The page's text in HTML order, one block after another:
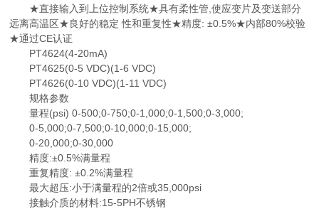
★直接输入到上位控制系统★具有柔性管,使应变片及变送部分
远离高温区★良好的稳定 性和重复性★精度: ±0.5%★内部80%校验
★通过CE认证
PT4624(4-20mA)
PT4625(0-5 VDC)(1-6 VDC)
PT4626(0-10 VDC)(1-11 VDC)
规格参数
量程(psi) 0-500;0-750;0-1,000;0-1,500;0-3,000;
0-5,000;0-7,500;0-10,000;0-15,000;
0-20,000;0-30,000
精度:±0.5%满量程
重复精度: ±0.2%满量程
最大超压:小于满量程的2倍或35,000psi
接触介质的材料:15-5PH不锈钢